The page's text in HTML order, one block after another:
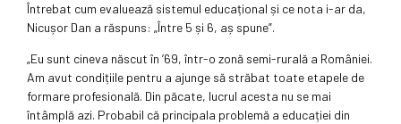
Întrebat cum evaluează sistemul educațional și ce nota i-ar da,
Nicușor Dan a răspuns: „Între 5 și 6, aș spune”.
„Eu sunt cineva născut în ’69, într-o zonă semi-rurală a României.
Am avut condițiile pentru a ajunge să străbat toate etapele de
formare profesională. Din păcate, lucrul acesta nu se mai
întâmplă azi. Probabil că principala problemă a educației din